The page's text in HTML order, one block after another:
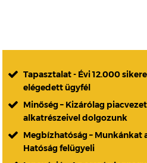
Tapasztalat - Évi 12.000
elégedett ügyfél
Minőség – Kizárólag
alkatrészeivel dolgozunk
Megbízhatóság – Munkánkat
Hatóság felügyeli